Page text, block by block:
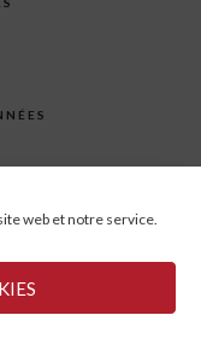
web et notre service.
RÉSERVÉS